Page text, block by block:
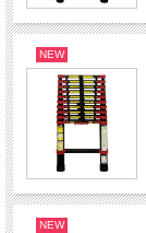
NEW
NEW